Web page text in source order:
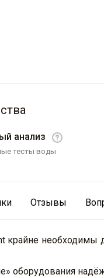
анализ
тесты воды
Отзывы
крайне необходимы
оборудования